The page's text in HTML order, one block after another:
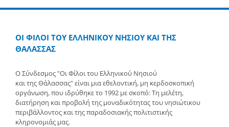
ΟΙ ΦΙΛΟΙ ΤΟΥ ΕΛΛΗΝΙΚΟΥ ΝΗΣΙΟΥ ΚΑΙ ΤΗΣ
ΘΑΛΑΣΣΑΣ
Ο Σύνδεσμος "Οι Φίλοι του Ελληνικού Νησιού
και της Θάλασσας" είναι μια εθελοντική, μη κερδοσκοπική
οργάνωση, που ιδρύθηκε το 1992 με σκοπό: Τη μελέτη,
διατήρηση και προβολή της μοναδικότητας του νησιώτικου
περιβάλλοντος και της παραδοσιακής πολιτιστικής
κληρονομιάς μας.